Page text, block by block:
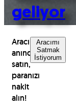
geliyor
Aracınızı
anında
satın,
paranızı
nakit
alın!
Aracımı
Satmak
İstiyorum